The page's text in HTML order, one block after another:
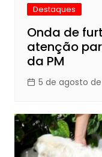
Destaques
Onda de
atenção
da PM
5 de agosto